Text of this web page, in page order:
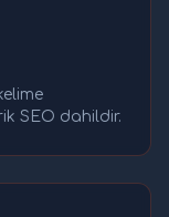
SEO dahildir.